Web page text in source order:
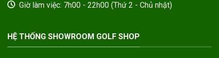
Giờ làm việc: 7h00 - 22h00 (Thứ 2 - Chủ nhật)
HỆ THỐNG SHOWROOM GOLF SHOP